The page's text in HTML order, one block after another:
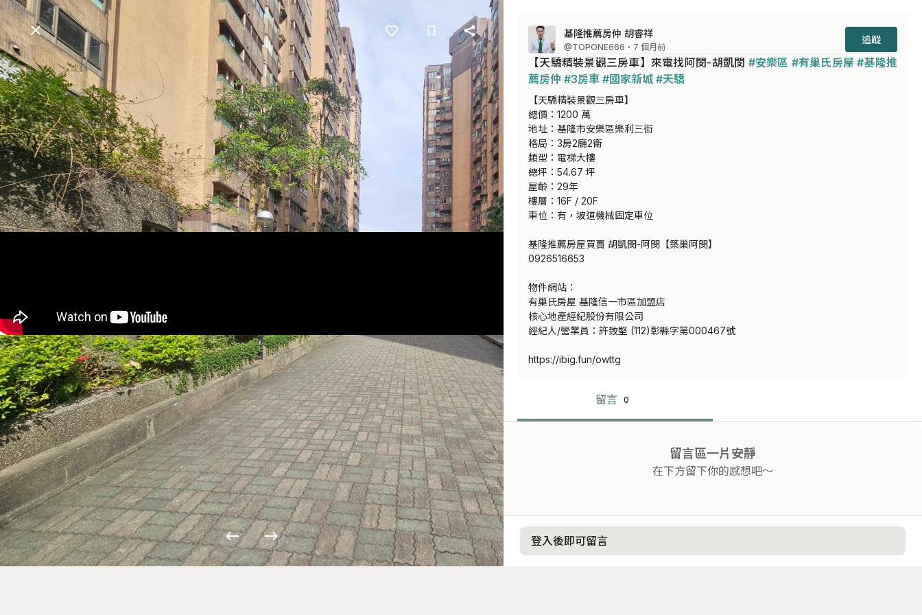
基隆推薦房仲 胡睿祥
@TOPONE666 ・7 個月前
追蹤
【天驕精裝景觀三房車】來電找阿閔-胡凱閔 #安樂區 #有巢氏房屋 #基隆推
薦房仲 #3房車 #國家新城 #天驕
【天驕精裝景觀三房車】
總價：1200 萬
地址：基隆市安樂區樂利三街
格局：3房2廳2衛
類型：電梯大樓
總坪：54.67 坪
屋齡：29年
樓層：16F / 20F
車位：有，坡道機械固定車位
基隆推薦房屋買賣 胡凱閔-阿閔【築巢阿閔】
0926516653
物件網站：
有巢氏房屋 基隆信一市區加盟店
核心地產經紀股份有限公司
經紀人/營業員：許致堅 (112)彰縣字第000467號
https://ibig.fun/owttg
留言 0
留言區一片安靜
在下方留下你的感想吧～
登入後即可留言